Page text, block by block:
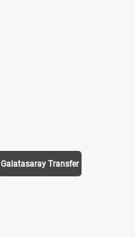
Galatasaray Transfer